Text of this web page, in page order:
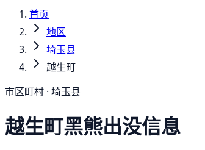
首页
地区
埼玉县
越生町
市区町村 · 埼玉县
越生町黑熊出没信息